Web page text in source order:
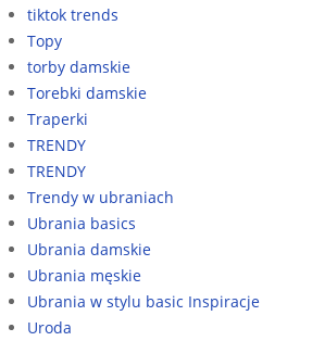
tiktok trends
Topy
torby damskie
Torebki damskie
Traperki
TRENDY
TRENDY
Trendy w ubraniach
Ubrania basics
Ubrania damskie
Ubrania męskie
Ubrania w stylu basic Inspiracje
Uroda